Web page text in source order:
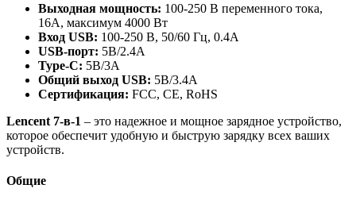
Выходная мощность: 100-250 В переменного тока,
16А, максимум 4000 Вт
Вход USB: 100-250 В, 50/60 Гц, 0.4А
USB-порт: 5В/2.4А
Type-C: 5В/3А
Общий выход USB: 5В/3.4А
Сертификация: FCC, CE, RoHS
Lencent 7-в-1 – это надежное и мощное зарядное устройство,
которое обеспечит удобную и быструю зарядку всех ваших
устройств.
Общие